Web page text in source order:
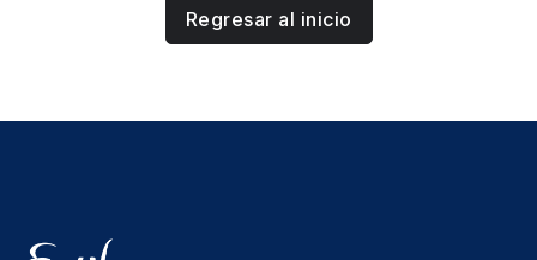
Regresar al inicio